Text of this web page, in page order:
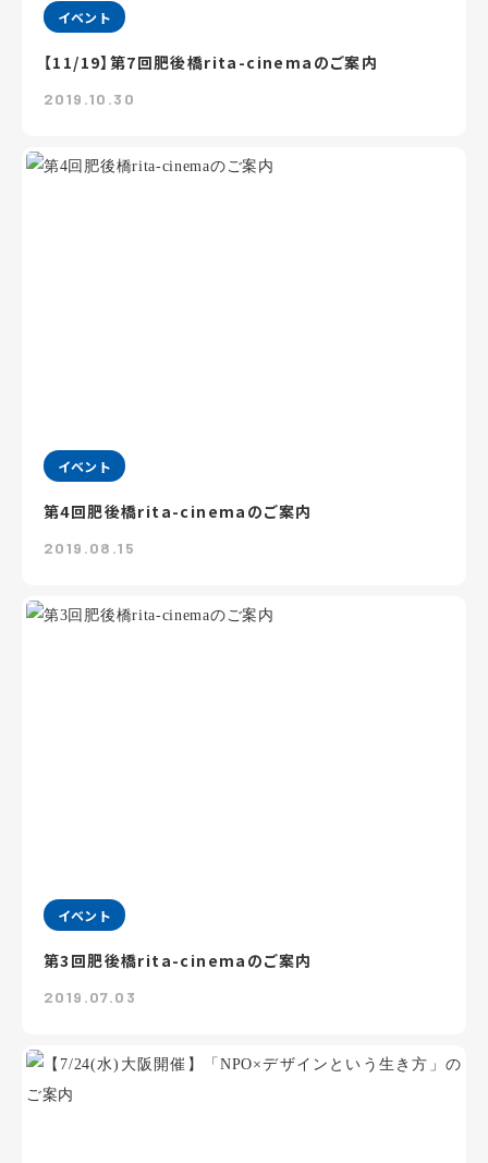
イベント
【11/19】第7回肥後橋rita-cinemaのご案内
2019.10.30
イベント
第4回肥後橋rita-cinemaのご案内
2019.08.15
イベント
第3回肥後橋rita-cinemaのご案内
2019.07.03